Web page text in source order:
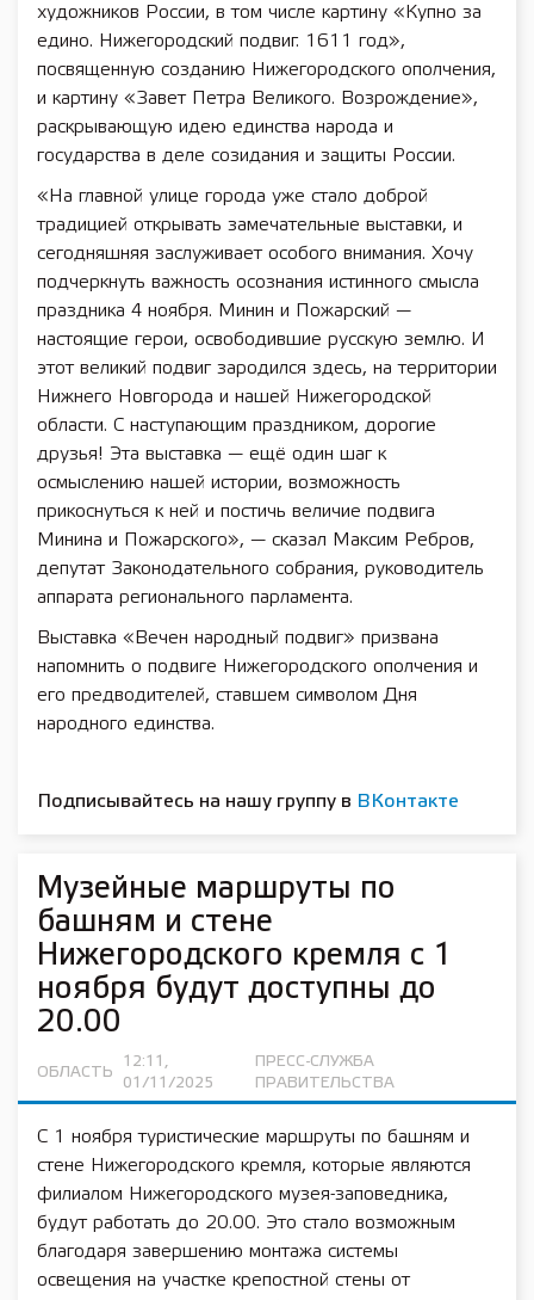
художников России, в том числе картину «Купно за
едино. Нижегородский подвиг. 1611 год»,
посвященную созданию Нижегородского ополчения,
и картину «Завет Петра Великого. Возрождение»,
раскрывающую идею единства народа и
государства в деле созидания и защиты России.
«На главной улице города уже стало доброй
традицией открывать замечательные выставки, и
сегодняшняя заслуживает особого внимания. Хочу
подчеркнуть важность осознания истинного смысла
праздника 4 ноября. Минин и Пожарский —
настоящие герои, освободившие русскую землю. И
этот великий подвиг зародился здесь, на территории
Нижнего Новгорода и нашей Нижегородской
области. С наступающим праздником, дорогие
друзья! Эта выставка — ещё один шаг к
осмыслению нашей истории, возможность
прикоснуться к ней и постичь величие подвига
Минина и Пожарского», — сказал Максим Ребров,
депутат Законодательного собрания, руководитель
аппарата регионального парламента.
Выставка «Вечен народный подвиг» призвана
напомнить о подвиге Нижегородского ополчения и
его предводителей, ставшем символом Дня
народного единства.
Подписывайтесь на нашу группу в ВКонтакте
Музейные маршруты по
башням и стене
Нижегородского кремля с 1
ноября будут доступны до
20.00
ОБЛАСТЬ
12:11,
01/11/2025
ПРЕСС-СЛУЖБА
ПРАВИТЕЛЬСТВА
С 1 ноября туристические маршруты по башням и
стене Нижегородского кремля, которые являются
филиалом Нижегородского музея-заповедника,
будут работать до 20.00. Это стало возможным
благодаря завершению монтажа системы
освещения на участке крепостной стены от